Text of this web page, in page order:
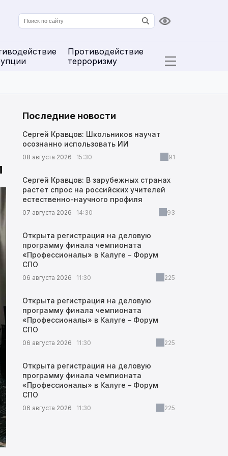
Версия для
Противодействие
терроризму
Открыть
Последние новости
Сергей Кравцов: Школьников научат
осознанно использовать ИИ
08 августа 2026 15:30 91
Сергей Кравцов: В зарубежных странах
растет спрос на российских учителей
естественно-научного профиля
07 августа 2026 14:30 93
Открыта регистрация на деловую
программу финала чемпионата
«Профессионалы» в Калуге – Форум
СПО
06 августа 2026 11:30 225
Открыта регистрация на деловую
программу финала чемпионата
«Профессионалы» в Калуге – Форум
СПО
06 августа 2026 11:30 225
Открыта регистрация на деловую
программу финала чемпионата
«Профессионалы» в Калуге – Форум
СПО
06 августа 2026 11:30 225